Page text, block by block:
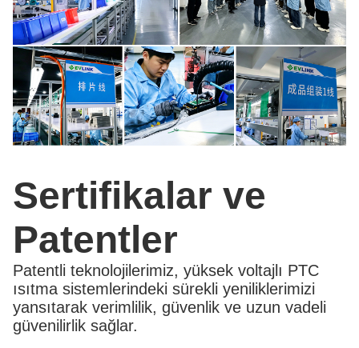
Sertifikalar ve
Patentler
Patentli teknolojilerimiz, yüksek voltajlı PTC
ısıtma sistemlerindeki sürekli yeniliklerimizi
yansıtarak verimlilik, güvenlik ve uzun vadeli
güvenilirlik sağlar.